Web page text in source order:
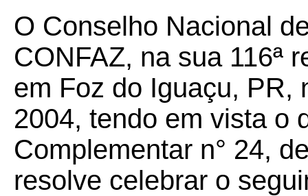
O Conselho Nacional
CONFAZ, na sua 116ª
em Foz do Iguaçu, PR,
2004, tendo em vista o
Complementar n° 24,
resolve celebrar o